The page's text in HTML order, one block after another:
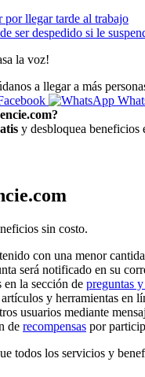
por llegar tarde al trabajo
ser despedido si le
la voz!
a llegar a más
y desbloquea beneficios
sin costo.
con una menor
será notificado en su
en la sección de preguntas
y herramientas en
usuarios mediante
de recompensas por
todos los servicios y